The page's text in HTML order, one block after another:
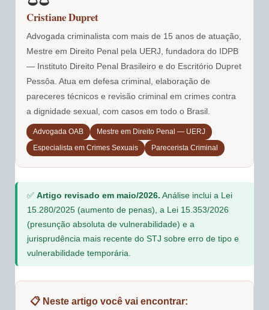
Cristiane Dupret
Advogada criminalista com mais de 15 anos de atuação,
Mestre em Direito Penal pela UERJ, fundadora do IDPB
— Instituto Direito Penal Brasileiro e do Escritório Dupret
Pessôa. Atua em defesa criminal, elaboração de
pareceres técnicos e revisão criminal em crimes contra
a dignidade sexual, com casos em todo o Brasil.
Advogada OAB
Mestre em Direito Penal — UERJ
Especialista em Crimes Sexuais
Parecerista Criminal
✅ Artigo revisado em maio/2026. Análise inclui a Lei
15.280/2025 (aumento de penas), a Lei 15.353/2026
(presunção absoluta de vulnerabilidade) e a
jurisprudência mais recente do STJ sobre erro de tipo e
vulnerabilidade temporária.
📋 Neste artigo você vai encontrar: